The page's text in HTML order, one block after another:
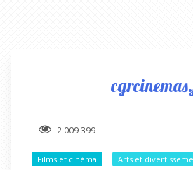
2 009 399
Films et cinéma Arts et